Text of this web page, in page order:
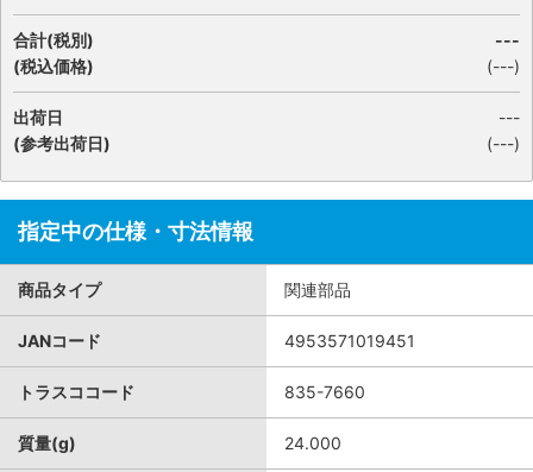
合計(税別)
(税込価格)
---
(---)
出荷日
(参考出荷日)
---
(---)
指定中の仕様・寸法情報
商品タイプ 関連部品
JANコード 4953571019451
トラスココード 835-7660
質量(g) 24.000